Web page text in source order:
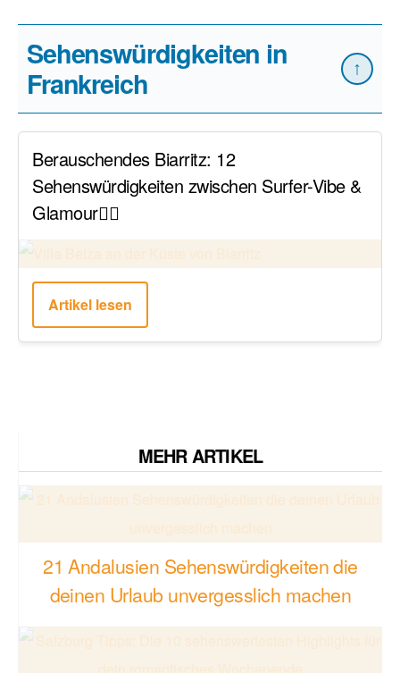
Sehenswürdigkeiten in
Frankreich
↑
Berauschendes Biarritz: 12
Sehenswürdigkeiten zwischen Surfer-Vibe &
Glamour🏄‍♂️
Artikel lesen
MEHR ARTIKEL
21 Andalusien Sehenswürdigkeiten die
deinen Urlaub unvergesslich machen